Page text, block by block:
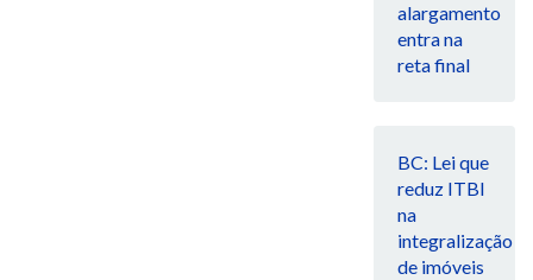
alargamento
entra na
reta final
BC: Lei que
reduz ITBI
na
integralização
de imóveis